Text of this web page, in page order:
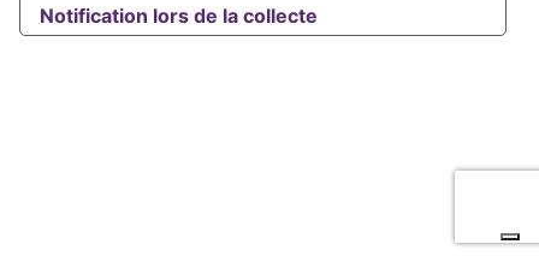
Notification lors de la collecte